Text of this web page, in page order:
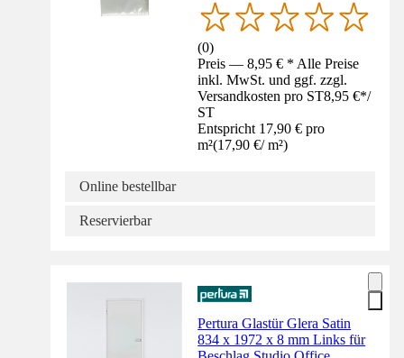
(0)
Preis — 8,95 € * Alle Preise
inkl. MwSt. und ggf. zzgl.
Versandkosten pro ST8,95 €*/
ST
Entspricht 17,90 € pro
m²(17,90 €/ m²)
Online bestellbar
Reservierbar
Pertura Glastür Glera Satin
834 x 1972 x 8 mm Links für